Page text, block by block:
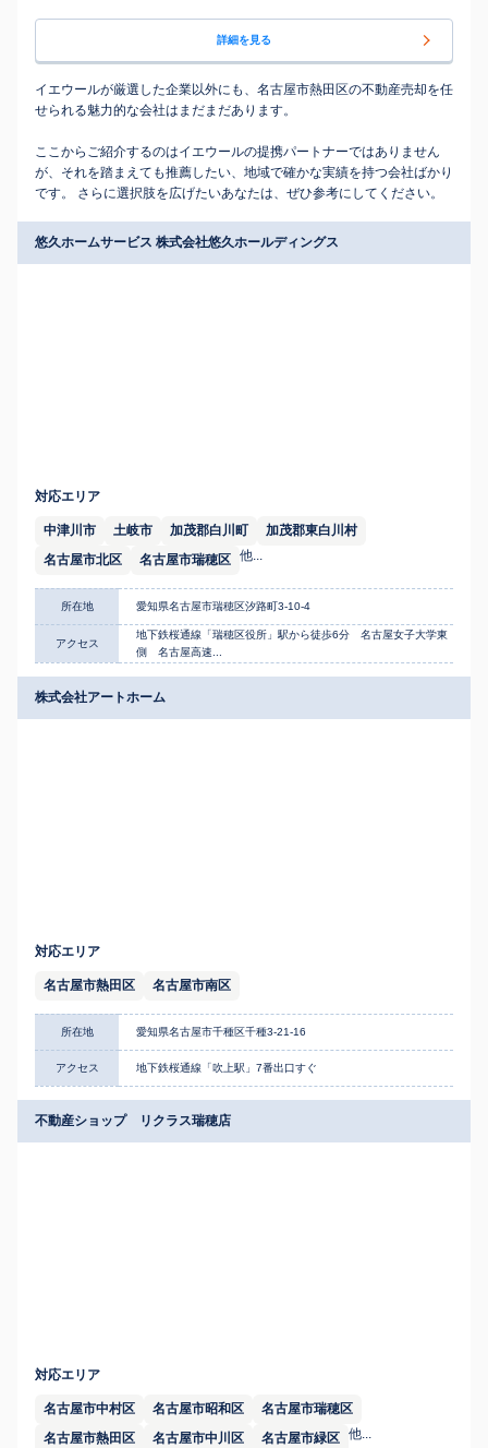
詳細を見る
イエウールが厳選した企業以外にも、名古屋市熱田区の不動産売却を任
せられる魅力的な会社はまだまだあります。
ここからご紹介するのはイエウールの提携パートナーではありません
が、それを踏まえても推薦したい、地域で確かな実績を持つ会社ばかり
です。 さらに選択肢を広げたいあなたは、ぜひ参考にしてください。
悠久ホームサービス 株式会社悠久ホールディングス
対応エリア
中津川市 土岐市 加茂郡白川町
加茂郡東白川村
名古屋市北区
名古屋市瑞穂区 他...
所在地 愛知県名古屋市瑞穂区汐路町3-10-4
アクセス
地下鉄桜通線「瑞穂区役所」駅から徒歩6分 名古屋女子大学東
側 名古屋高速...
株式会社アートホーム
対応エリア
名古屋市熱田区 名古屋市南区
所在地 愛知県名古屋市千種区千種3-21-16
アクセス 地下鉄桜通線「吹上駅」7番出口すぐ
不動産ショップ リクラス瑞穂店
対応エリア
名古屋市中村区 名古屋市昭和区
名古屋市瑞穂区
名古屋市熱田区
名古屋市中川区 名古屋市緑区 他...